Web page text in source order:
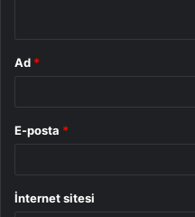
Ad *
E-posta *
İnternet sitesi